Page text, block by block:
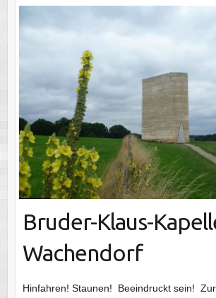
Bruder-Klaus-
Wachendorf
Hinfahren! Staunen! Beeindruckt sein!